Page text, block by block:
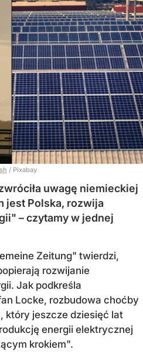
/ Pixabay
uwagę niemieckiej
jest Polska, rozwija
– czytamy w jednej
Zeitung" twierdzi,
rozwijanie
Jak podkreśla
Locke, rozbudowa choćby
który jeszcze dziesięć lat
energii elektrycznej
krokiem".